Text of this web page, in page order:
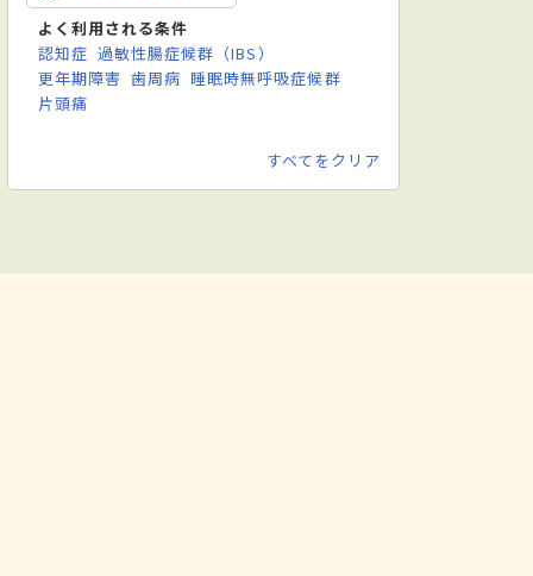
よく利用される条件
認知症 過敏性腸症候群（IBS）
更年期障害 歯周病 睡眠時無呼吸症候群
片頭痛
すべてをクリア